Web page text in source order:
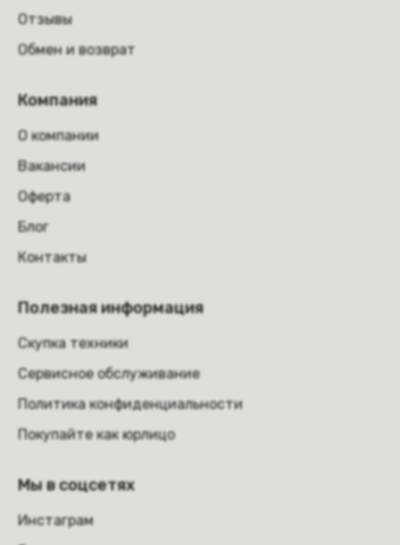
Отзывы
Обмен и возврат
Компания
О компании
Вакансии
Оферта
Блог
Контакты
Полезная информация
Скупка техники
Сервисное обслуживание
Политика конфиденциальности
Покупайте как юрлицо
Мы в соцсетях
Инстаграм